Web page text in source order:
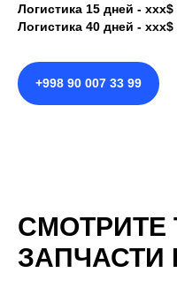
Логистика 15 дней - ххх$
Логистика 40 дней - ххх$
+998 90 007 33 99
СМОТРИТЕ
ЗАПЧАСТИ